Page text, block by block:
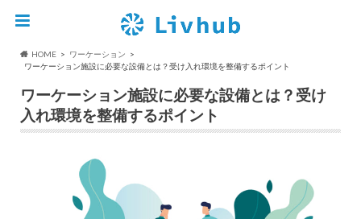
HOME
ワーケーション
ワーケーション施設に必要な設備とは？受け入れ環境を整備するポイント
ワーケーション施設に必要な設備とは？受け
入れ環境を整備するポイント